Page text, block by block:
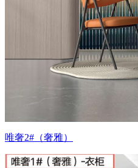
唯奢2#（奢雅）